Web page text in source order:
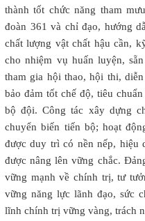
thành tốt chức năng tham
đoàn 361 và chỉ đạo, hướng
chất lượng vật chất hậu cần,
cho nhiệm vụ huấn luyện,
tham gia hội thao, hội thi,
bảo đảm tốt chế độ, tiêu
bộ đội. Công tác xây dựng
chuyển biến tiến bộ; hoạt
được duy trì có nền nếp, hiệu
được nâng lên vững chắc.
vững mạnh về chính trị, tư
vững năng lực lãnh đạo, sức
lĩnh chính trị vững vàng, trách